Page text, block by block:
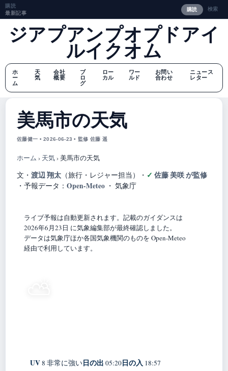
購読
最新記事
購読 検索
ジアプアンプオプドアイ
ルイクオム
ホ
ー
ム
天
気
会社
概要
ブ
ロ
グ
ロー
カル
ワー
ルド
お問い
合わせ
ニュース
レター
美馬市の天気
佐藤健一 • 2026-06-23 • 監修 佐藤 遥
ホーム › 天気›美馬市の天気
文・ 渡辺 翔太 （旅行・レジャー担当） ・ 佐藤 美咲 が監修
・ 予報データ： Open-Meteo ・ 気象庁
ライブ予報は自動更新されます。記載のガイダンスは
2026年6月23日 に気象編集部が最終確認しました。
データは気象庁ほか各国気象機関のものを Open-Meteo
経由で利用しています。
UV8 非常に強い日の出 05:20日の入 18:57